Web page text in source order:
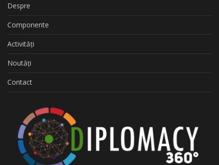
Despre
Componente
Activități
Noutăți
Contact